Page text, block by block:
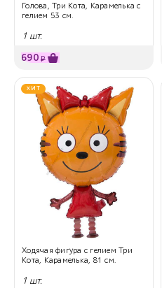
Голова, Три Кота, Карамелька с
гелием 53 см.
1 шт.
690 ₽
ХИТ
Ходячая фигура с гелием Три
Кота, Карамелька, 81 см.
1 шт.